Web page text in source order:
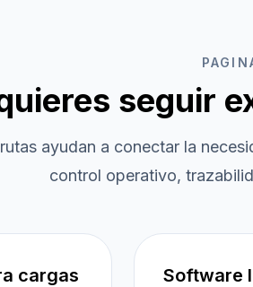
seguir
ayudan a conectar la
control operativo,
cargas
Software